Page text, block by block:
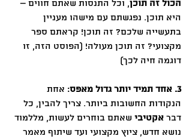
הכול זה תוכן, וכל התנסות שאתם חווים –
היא תוכן. נפגשתם עם מישהו מעניין
בתעשייה שלכם? זה תוכן! קראתם ספר
מקצועי? זה תוכן מעולה! (הפוסט הזה, זו
דוגמה חיה לכך)
3. אחד תמיד יותר גדול מאפס
: אחת
הנקודות החשובות ביותר. צריך להבין, כל
דבר אקטיבי שאתם בוחרים לעשות, מללמוד
נושא חדש, ציוץ מקצועי ועד שיתוף מאמר